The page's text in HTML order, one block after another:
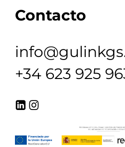
Contacto
+34 623 925